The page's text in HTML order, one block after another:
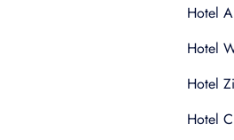
Hotel
Hotel
Hotel
Hotel